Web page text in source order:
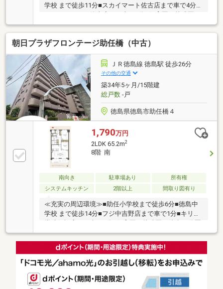
学校 まで徒歩11分■スカイマート佐古店まで車で4分■
くすりのレデイ佐古店まで車で4分■保育園・幼稚園も
徒歩10分圏内に多数■徒歩10分圏内に病院も多数■スー
パー・ドラッグストア・コンビニ徒歩5分圏内≪収納
豊富な住みやすい間取り≫■収納豊富な
2SLDK■LDK16.1帖■雨でも安心のインナーバルコニー
本日ご案内可能です♪
朝日プラザフロンテージ助任橋（中古）
ＪＲ徳島線 徳島駅 徒歩26分
その他の交通
築34年5ヶ月/15階建
総戸数-戸
徳島県徳島市助任橋４
1,790万円
2LDK 65.2m2
8階 南
南向き 駐車場あり
所有権
システムキッチン
2階以上 間取り図有り
≪充実の周辺環境≫■助任小学校まで徒歩6分■徳島中
学校 まで徒歩14分■フジ中吉野店まで車で1分■キリン
内に多数■徒歩10分圏内に病院も多数■スーパー・ドラ
ッグストア・コンビニ徒歩5分圏内≪収納豊富な住み
やすい間取り≫■収納豊富な2LDK■LDK17帖■雨でも安
心のインナーバルコニー本日ご案内可能です♪